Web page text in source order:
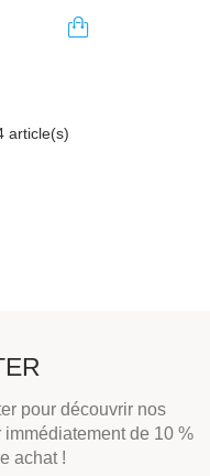
article(s)
pour découvrir nos
de 10 %
achat !